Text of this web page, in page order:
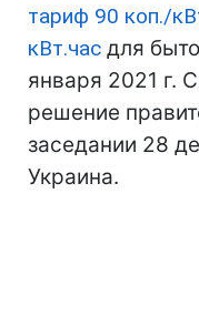
тариф 90 коп./
кВт.час для
января 2021 г.
решение
заседании 28
Украина.